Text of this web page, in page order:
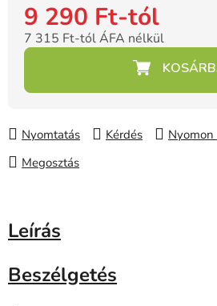
9 290 Ft-tól
7 315 Ft-tól ÁFA nélkül
Nyomtatás Kérdés
Megosztás
Leírás
Beszélgetés